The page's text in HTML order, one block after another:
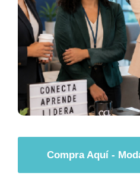
Compra Aquí -